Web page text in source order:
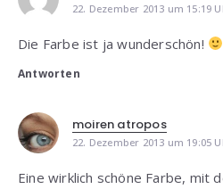
22. Dezember 2013 um 15:19
Die Farbe ist ja wunderschön!
Antworten
moiren atropos
22. Dezember 2013 um 19:05
Eine wirklich schöne Farbe, mit